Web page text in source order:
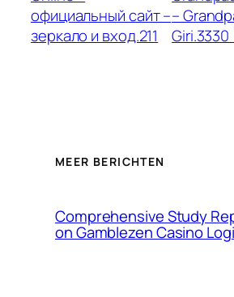
официальный сайт –
зеркало и вход.211
–
MEER BERICHTEN
Comprehensive Study
on Gamblezen Casino